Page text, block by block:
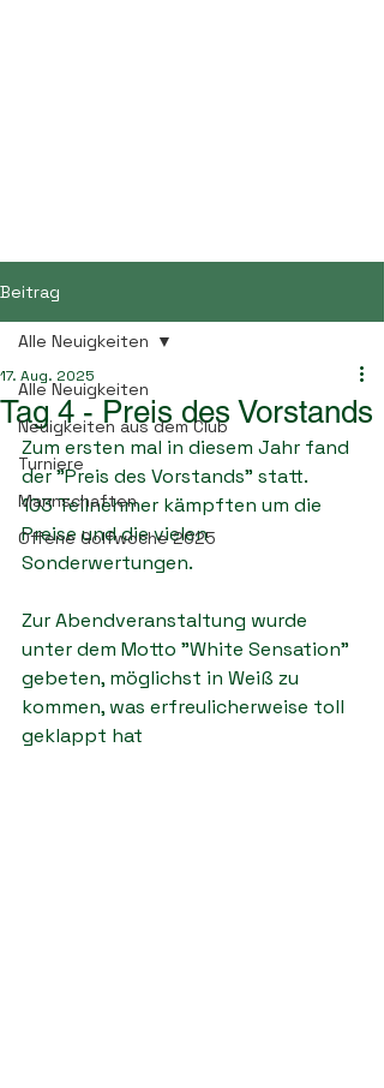
Beitrag
Alle Neuigkeiten
Neuigkeiten aus dem Club
Turniere
Mannschaften
Offene Golfwoche 2025
Alle Neuigkeiten
Tag 4 - Preis des Vorstands
17. Aug. 2025
Zum ersten mal in diesem Jahr fand
der "Preis des Vorstands" statt.
103 Teilnehmer kämpften um die
Preise und die vielen
Sonderwertungen.
Zur Abendveranstaltung wurde
unter dem Motto "White Sensation"
gebeten, möglichst in Weiß zu
kommen, was erfreulicherweise toll
geklappt hat